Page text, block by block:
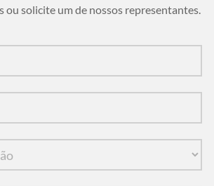
ou solicite um de nossos representantes.